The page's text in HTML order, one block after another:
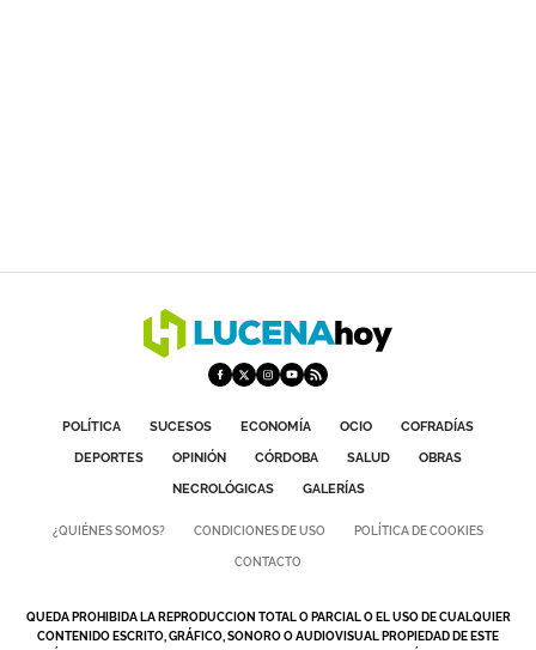
POLÍTICA SUCESOS ECONOMÍA OCIO
COFRADÍAS
DEPORTES
OPINIÓN CÓRDOBA SALUD
OBRAS
NECROLÓGICAS
GALERÍAS
¿QUIÉNES SOMOS? CONDICIONES DE USO POLÍTICA DE COOKIES
CONTACTO
QUEDA PROHIBIDA LA REPRODUCCION TOTAL O PARCIAL O EL USO DE CUALQUIER
CONTENIDO ESCRITO, GRÁFICO, SONORO O AUDIOVISUAL PROPIEDAD DE ESTE